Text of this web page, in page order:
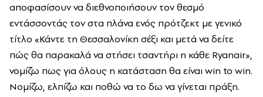
αποφασίσουν να διεθνοποιήσουν τον θεσμό
εντάσσοντάς τον στα πλάνα ενός πρότζεκτ με γενικό
τίτλο «Κάντε τη Θεσσαλονίκη σέξι και μετά να δείτε
πώς θα παρακαλά να στήσει τσαντήρι η κάθε Ryanair»,
νομίζω πως για όλους η κατάσταση θα είναι win to win.
Νομίζω, ελπίζω και ποθώ να το δω να γίνεται πράξη.